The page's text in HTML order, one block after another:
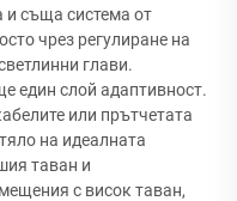
и съща система от
чрез регулиране на
глави.
един слой адаптивност.
или прътчетата
на идеалната
таван и
с висок таван,